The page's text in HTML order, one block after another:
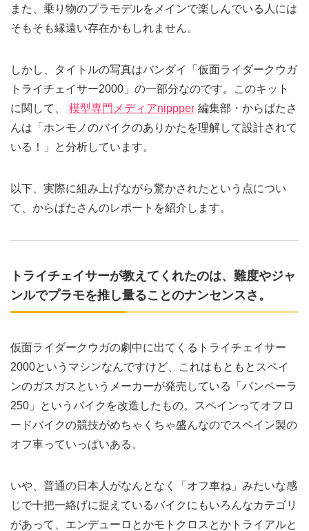
また、乗り物のプラモデルをメインで楽しんでいる人には
そもそも縁遠い存在かもしれません。
しかし、タイトルの写真はバンダイ「仮面ライダークウガ
トライチェイサー2000」の一部分なのです。このキット
に関して、
模型専門メディアnippper 編集部・からぱたさ
んは「ホンモノのバイクのありかたを理解して設計されて
いる！」と分析しています。
以下、実際に組み上げながら驚かされたという点につい
て、からぱたさんのレポートを紹介します。
トライチェイサーが教えてくれたのは、難度やジャ
ンルでプラモを推し量ることのナンセンスさ。
仮面ライダークウガの劇中に出てくるトライチェイサー
2000というマシンなんですけど、これはもともとスペイ
ンのガスガスというメーカーが発売している「パンペーラ
250」というバイクを改造したもの。スペインってオフロ
ードバイクの競技がめちゃくちゃ盛んなのでスペイン製の
オフ車っていっぱいある。
いや、普通の日本人がなんとなく「オフ車ね」みたいな感
じで十把一絡げに捉えているバイクにもいろんなカテゴリ
があって、エンデューロとかモトクロスとかトライアルと